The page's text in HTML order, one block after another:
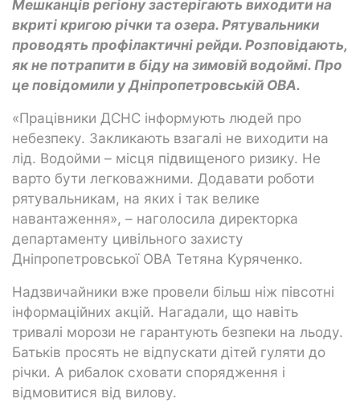
Мешканців регіону застерігають виходити на
вкриті кригою річки та озера. Рятувальники
проводять профілактичні рейди. Розповідають,
як не потрапити в біду на зимовій водоймі. Про
це повідомили у Дніпропетровській ОВА.
«Працівники ДСНС інформують людей про
небезпеку. Закликають взагалі не виходити на
лід. Водойми – місця підвищеного ризику. Не
варто бути легковажними. Додавати роботи
рятувальникам, на яких і так велике
навантаження», – наголосила директорка
департаменту цивільного захисту
Дніпропетровської ОВА Тетяна Куряченко.
Надзвичайники вже провели більш ніж півсотні
інформаційних акцій. Нагадали, що навіть
тривалі морози не гарантують безпеки на льоду.
Батьків просять не відпускати дітей гуляти до
річки. А рибалок сховати спорядження і
відмовитися від вилову.